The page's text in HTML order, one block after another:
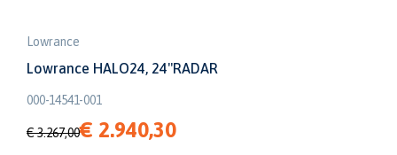
Lowrance
Lowrance HALO24, 24"RADAR
000-14541-001
€ 3.267,00€ 2.940,30